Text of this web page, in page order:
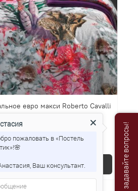
евро макси Roberto Cavalli
пожаловать в «Постель
Ваш консультант.